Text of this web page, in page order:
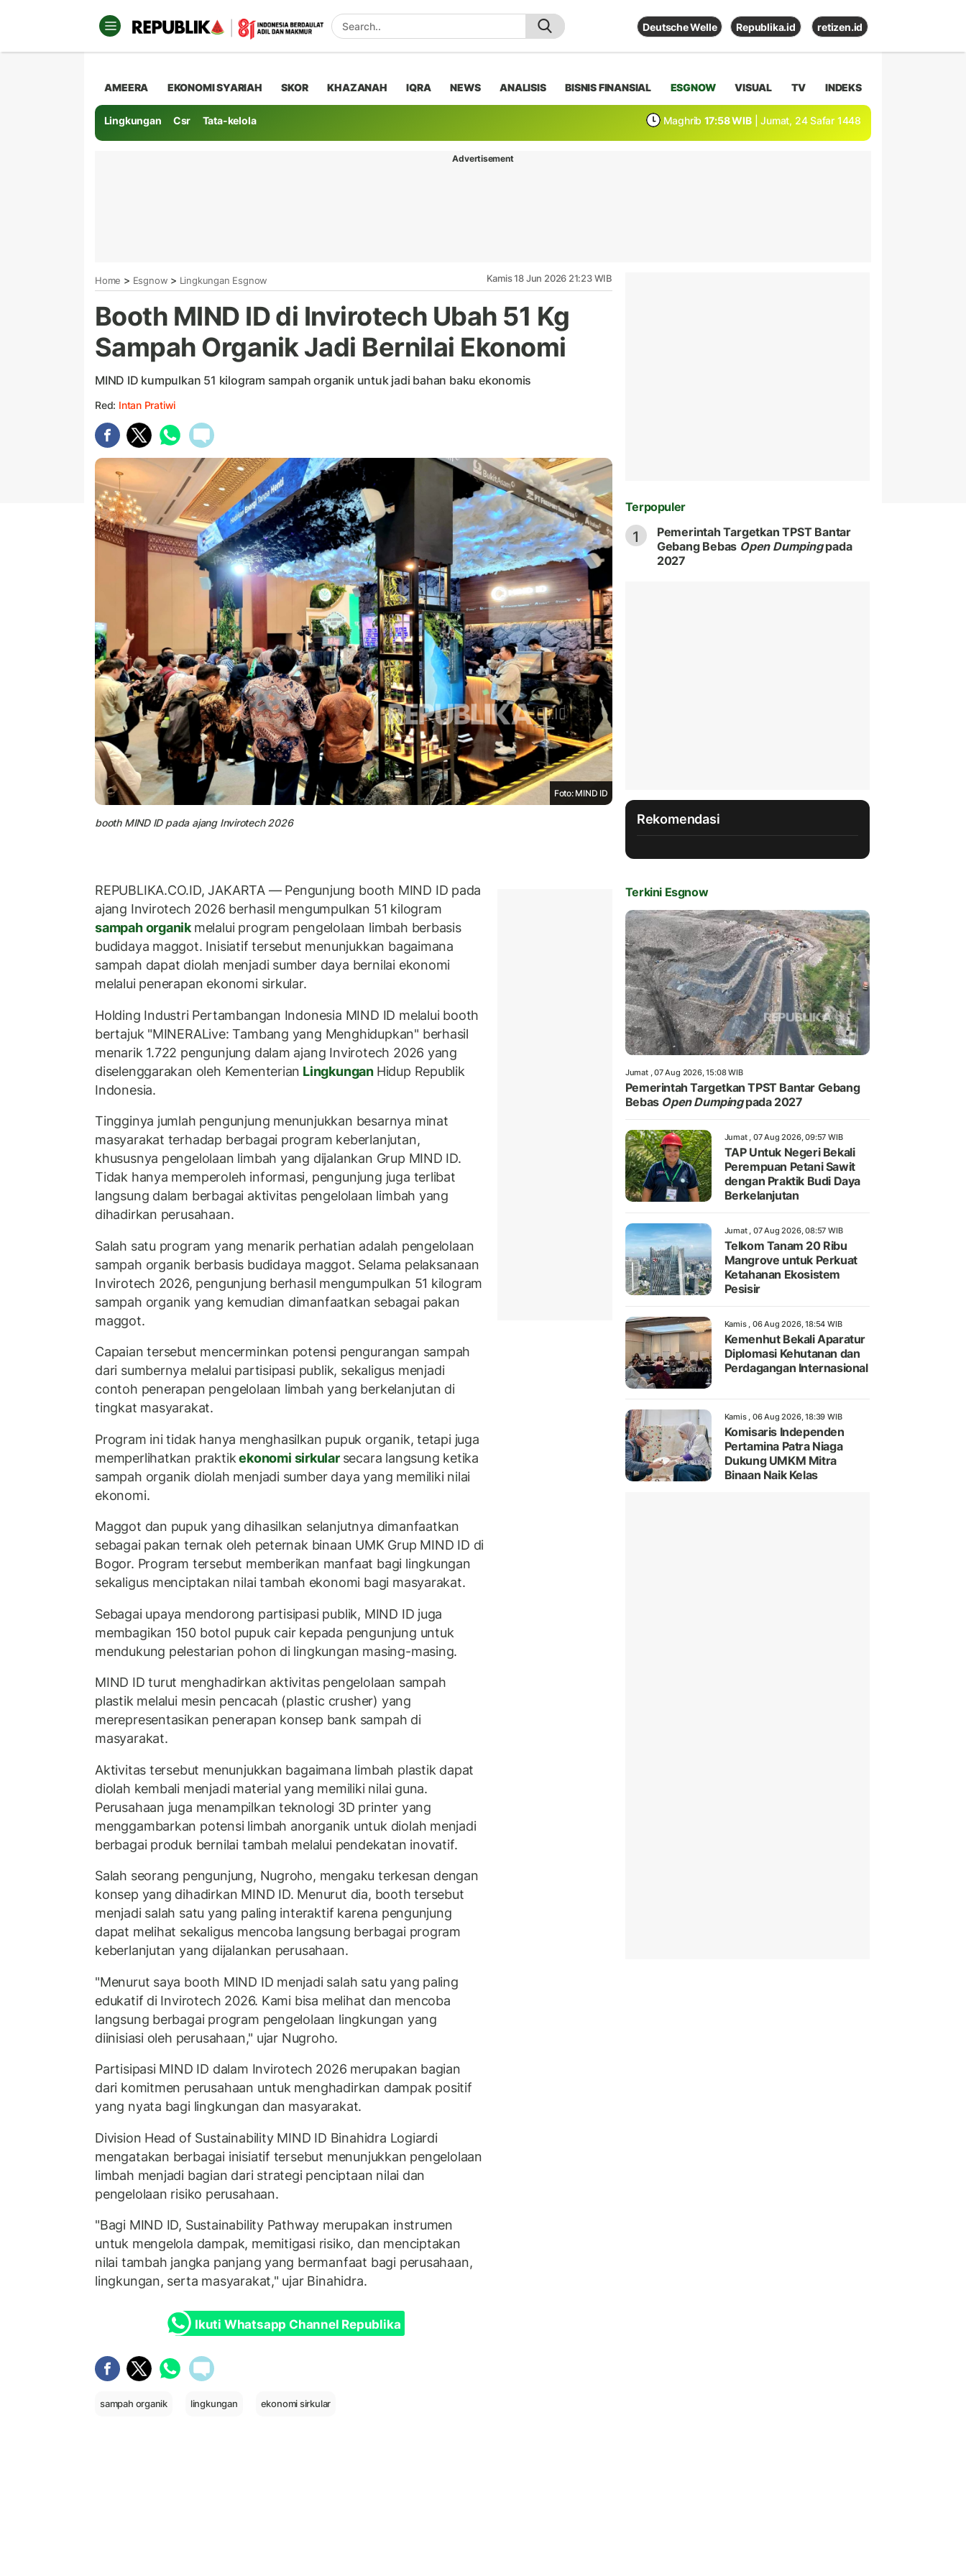
Deutsche Welle Republika.id retizen.id
AMEERA EKONOMI SYARIAH SKOR KHAZANAH IQRA NEWS ANALISIS BISNIS FINANSIAL ESGNOW VISUAL TV INDEKS
Lingkungan Csr Tata-kelola Maghrib 17:58 WIB | Jumat, 24 Safar 1448
Advertisement
Home > Esgnow > Lingkungan Esgnow Kamis 18 Jun 2026 21:23 WIB
Booth MIND ID di Invirotech Ubah 51 Kg
Sampah Organik Jadi Bernilai Ekonomi
MIND ID kumpulkan 51 kilogram sampah organik untuk jadi bahan baku ekonomis
Red: Intan Pratiwi
Foto: MIND ID
booth MIND ID pada ajang Invirotech 2026
REPUBLIKA.CO.ID, JAKARTA — Pengunjung booth MIND ID pada
ajang Invirotech 2026 berhasil mengumpulkan 51 kilogram
sampah organik melalui program pengelolaan limbah berbasis
budidaya maggot. Inisiatif tersebut menunjukkan bagaimana
sampah dapat diolah menjadi sumber daya bernilai ekonomi
melalui penerapan ekonomi sirkular.
Holding Industri Pertambangan Indonesia MIND ID melalui booth
bertajuk "MINERALive: Tambang yang Menghidupkan" berhasil
menarik 1.722 pengunjung dalam ajang Invirotech 2026 yang
diselenggarakan oleh Kementerian Lingkungan Hidup Republik
Indonesia.
Tingginya jumlah pengunjung menunjukkan besarnya minat
masyarakat terhadap berbagai program keberlanjutan,
khususnya pengelolaan limbah yang dijalankan Grup MIND ID.
Tidak hanya memperoleh informasi, pengunjung juga terlibat
langsung dalam berbagai aktivitas pengelolaan limbah yang
dihadirkan perusahaan.
Salah satu program yang menarik perhatian adalah pengelolaan
sampah organik berbasis budidaya maggot. Selama pelaksanaan
Invirotech 2026, pengunjung berhasil mengumpulkan 51 kilogram
sampah organik yang kemudian dimanfaatkan sebagai pakan
maggot.
Capaian tersebut mencerminkan potensi pengurangan sampah
dari sumbernya melalui partisipasi publik, sekaligus menjadi
contoh penerapan pengelolaan limbah yang berkelanjutan di
tingkat masyarakat.
Program ini tidak hanya menghasilkan pupuk organik, tetapi juga
memperlihatkan praktikekonomi sirkular secara langsung ketika
sampah organik diolah menjadi sumber daya yang memiliki nilai
ekonomi.
Maggot dan pupuk yang dihasilkan selanjutnya dimanfaatkan
sebagai pakan ternak oleh peternak binaan UMK Grup MIND ID di
Bogor. Program tersebut memberikan manfaat bagi lingkungan
sekaligus menciptakan nilai tambah ekonomi bagi masyarakat.
Sebagai upaya mendorong partisipasi publik, MIND ID juga
membagikan 150 botol pupuk cair kepada pengunjung untuk
mendukung pelestarian pohon di lingkungan masing-masing.
MIND ID turut menghadirkan aktivitas pengelolaan sampah
plastik melalui mesin pencacah (plastic crusher) yang
merepresentasikan penerapan konsep bank sampah di
masyarakat.
Aktivitas tersebut menunjukkan bagaimana limbah plastik dapat
diolah kembali menjadi material yang memiliki nilai guna.
Perusahaan juga menampilkan teknologi 3D printer yang
menggambarkan potensi limbah anorganik untuk diolah menjadi
berbagai produk bernilai tambah melalui pendekatan inovatif.
Salah seorang pengunjung, Nugroho, mengaku terkesan dengan
konsep yang dihadirkan MIND ID. Menurut dia, booth tersebut
menjadi salah satu yang paling interaktif karena pengunjung
dapat melihat sekaligus mencoba langsung berbagai program
keberlanjutan yang dijalankan perusahaan.
"Menurut saya booth MIND ID menjadi salah satu yang paling
edukatif di Invirotech 2026. Kami bisa melihat dan mencoba
langsung berbagai program pengelolaan lingkungan yang
diinisiasi oleh perusahaan," ujar Nugroho.
Partisipasi MIND ID dalam Invirotech 2026 merupakan bagian
dari komitmen perusahaan untuk menghadirkan dampak positif
yang nyata bagi lingkungan dan masyarakat.
Division Head of Sustainability MIND ID Binahidra Logiardi
mengatakan berbagai inisiatif tersebut menunjukkan pengelolaan
limbah menjadi bagian dari strategi penciptaan nilai dan
pengelolaan risiko perusahaan.
"Bagi MIND ID, Sustainability Pathway merupakan instrumen
untuk mengelola dampak, memitigasi risiko, dan menciptakan
nilai tambah jangka panjang yang bermanfaat bagi perusahaan,
lingkungan, serta masyarakat," ujar Binahidra.
Ikuti Whatsapp Channel Republika
sampah organik lingkungan ekonomi sirkular
Terpopuler
1
Pemerintah Targetkan TPST Bantar
Gebang Bebas Open Dumpingpada
2027
Rekomendasi
Terkini Esgnow
Jumat , 07 Aug 2026, 15:08 WIB
Pemerintah Targetkan TPST Bantar Gebang
Bebas Open Dumpingpada 2027
Jumat , 07 Aug 2026, 09:57 WIB
TAP Untuk Negeri Bekali
Perempuan Petani Sawit
dengan Praktik Budi Daya
Berkelanjutan
Jumat , 07 Aug 2026, 08:57 WIB
Telkom Tanam 20 Ribu
Mangrove untuk Perkuat
Ketahanan Ekosistem
Pesisir
Kamis , 06 Aug 2026, 18:54 WIB
Kemenhut Bekali Aparatur
Diplomasi Kehutanan dan
Perdagangan Internasional
Kamis , 06 Aug 2026, 18:39 WIB
Komisaris Independen
Pertamina Patra Niaga
Dukung UMKM Mitra
Binaan Naik Kelas